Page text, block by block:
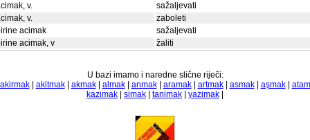
v.
sažaljevati
v.
zaboleti
acimak
sažaljevati
acimak, v
žaliti
U bazi imamo i naredne slične riječi:
akirmak| akitmak| akmak| almak| anmak| aramak| artmak| asmak| aşmak|
kazimak
simak tanimak yazimak